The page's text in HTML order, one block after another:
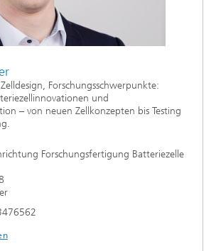
Forschungsschwerpunkte:
und
– von neuen Zellkonzepten bis Testing
Forschungsfertigung Batteriezelle